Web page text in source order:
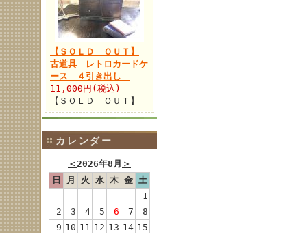
【ＳＯＬＤ ＯＵＴ】
古道具 レトロカードケ
ース ４引き出し
11,000円(税込)
【ＳＯＬＤ ＯＵＴ】
カレンダー
＜2026年8月 ＞
日
月 火 水 木 金 土
1
2
3 4 5 6 7
8
9 10 11 12 13 14 15